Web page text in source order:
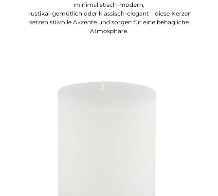
minimalistisch-modern,
rustikal-gemütlich oder klassisch-elegant – diese Kerzen
setzen stilvolle Akzente und sorgen für eine behagliche
Atmosphäre.